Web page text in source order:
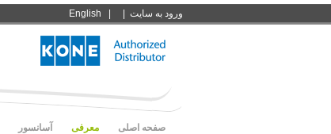
English ورود به سايت
صفحه اصلی معرفی آسانسور